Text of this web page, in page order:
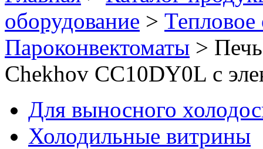
оборудование > Тепловое
Пароконвектоматы >
Chekhov CC10DY0L с
Для выносного
Холодильные витрины